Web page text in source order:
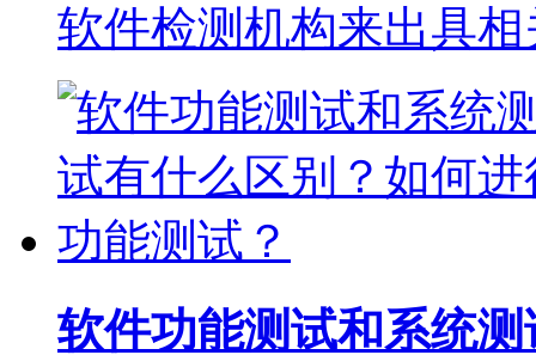
软件检测机构来出具
软件功能测试和系统